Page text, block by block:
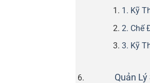
1. Kỹ
2. Chế
3. Kỹ
Quản